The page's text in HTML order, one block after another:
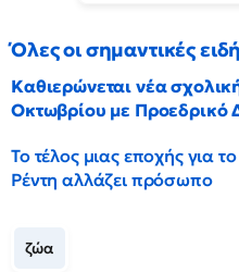
Όλες οι σημαντικές
Καθιερώνεται νέα
Οκτωβρίου με Προεδρικό
Το τέλος μιας εποχής για
Ρέντη αλλάζει πρόσωπο
ζώα